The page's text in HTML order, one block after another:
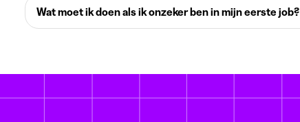
Wat moet ik doen als ik onzeker ben in mijn eerste job?